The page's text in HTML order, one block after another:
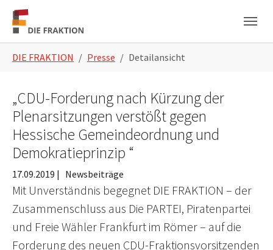
Zum Hauptinhalt springen
Skip to page footer
DIE FRAKTION Presse Detailansicht
„CDU-Forderung nach Kürzung der
Plenarsitzungen verstößt gegen
Hessische Gemeindeordnung und
Demokratieprinzip “
17.09.2019 | Newsbeiträge
Mit Unverständnis begegnet DIE FRAKTION – der
Zusammenschluss aus Die PARTEI, Piratenpartei
und Freie Wähler Frankfurt im Römer – auf die
Forderung des neuen CDU-Fraktionsvorsitzenden